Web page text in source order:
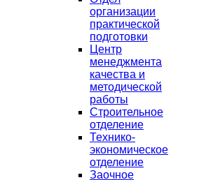
организации
практической
подготовки
Центр
менеджмента
качества и
методической
работы
Строительное
отделение
Технико-
экономическое
отделение
Заочное